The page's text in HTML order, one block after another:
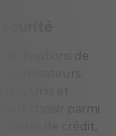
d’options de
d’utilisateurs
Unis et
choisir parmi
cartes de crédit,